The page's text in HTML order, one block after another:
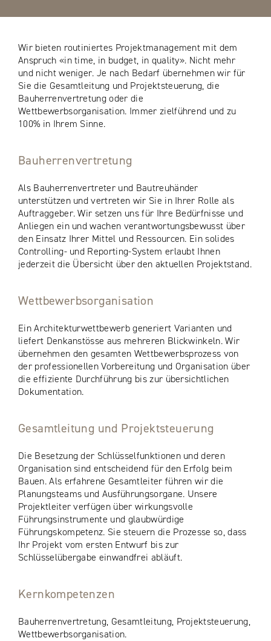
Wir bieten routiniertes Projektmanagement mit dem
Anspruch «in time, in budget, in quality». Nicht mehr
und nicht weniger. Je nach Bedarf übernehmen wir für
Sie die Gesamtleitung und Projektsteuerung, die
Bauherrenvertretung oder die
Wettbewerbsorganisation. Immer zielführend und zu
100% in Ihrem Sinne.
Bauherrenvertretung
Als Bauherrenvertreter und Bautreuhänder
unterstützen und vertreten wir Sie in Ihrer Rolle als
Auftraggeber. Wir setzen uns für Ihre Bedürfnisse und
Anliegen ein und wachen verantwortungsbewusst über
den Einsatz Ihrer Mittel und Ressourcen. Ein solides
Controlling- und Reporting-System erlaubt Ihnen
jederzeit die Übersicht über den aktuellen Projektstand.
Wettbewerbsorganisation
Ein Architekturwettbewerb generiert Varianten und
liefert Denkanstösse aus mehreren Blickwinkeln. Wir
übernehmen den gesamten Wettbewerbsprozess von
der professionellen Vorbereitung und Organisation über
die effiziente Durchführung bis zur übersichtlichen
Dokumentation.
Gesamtleitung und Projektsteuerung
Die Besetzung der Schlüsselfunktionen und deren
Organisation sind entscheidend für den Erfolg beim
Bauen. Als erfahrene Gesamtleiter führen wir die
Planungsteams und Ausführungsorgane. Unsere
Projektleiter verfügen über wirkungsvolle
Führungsinstrumente und glaubwürdige
Führungskompetenz. Sie steuern die Prozesse so, dass
Ihr Projekt vom ersten Entwurf bis zur
Schlüsselübergabe einwandfrei abläuft.
Kernkompetenzen
Bauherrenvertretung, Gesamtleitung, Projektsteuerung,
Wettbewerbsorganisation.